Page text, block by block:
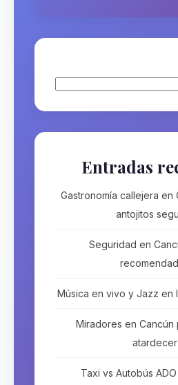
Entradas
Gastronomía callejera en
antojitos
Seguridad en
Música en vivo y Jazz en
Miradores en Cancún
atardecer
Taxi vs Autobús